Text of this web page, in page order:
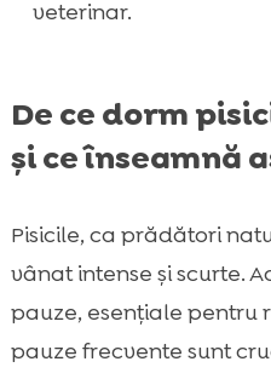
veterinar.
De ce dorm
și ce înseamnă
Pisicile, ca prădători
vânat intense și scurte.
pauze, esențiale pentru
pauze frecvente sunt